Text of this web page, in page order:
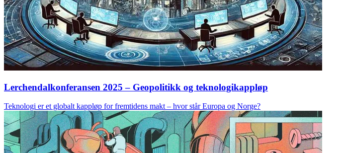
Lerchendalkonferansen 2025 – Geopolitikk og teknologikappløp
Teknologi er et globalt kappløp for fremtidens makt – hvor står Europa og Norge?